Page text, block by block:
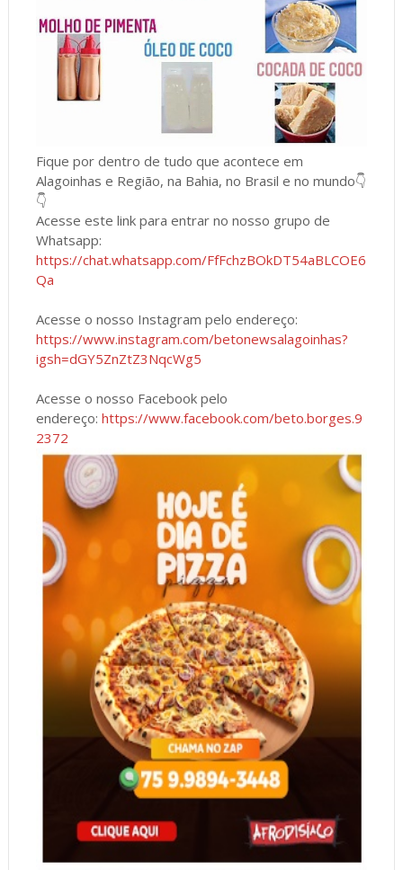
Fique por dentro de tudo que acontece em
Alagoinhas e Região, na Bahia, no Brasil e no mundo👇
👇
Acesse este link para entrar no nosso grupo de
Whatsapp:
https://chat.whatsapp.com/FfFchzBOkDT54aBLCOE6
Qa
Acesse o nosso Instagram pelo endereço:
https://www.instagram.com/betonewsalagoinhas?
igsh=dGY5ZnZtZ3NqcWg5
Acesse o nosso Facebook pelo
endereço: https://www.facebook.com/beto.borges.9
2372